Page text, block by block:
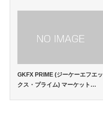
GKFX PRIME (ジーケーエフエッ
クス・プライム) マーケット…